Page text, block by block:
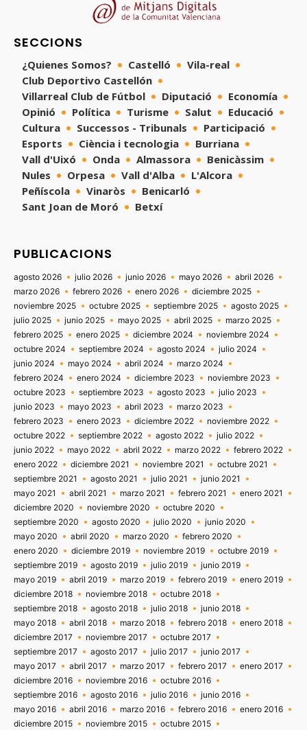
SECCIONS
¿Quienes Somos? Castelló
Vila-real
Club Deportivo Castellón
Villarreal Club de Fútbol
Diputació
Economía
Opinió
Política Turisme Salut
Educació
Cultura
Successos - Tribunals
Participació
Esports
Ciència i tecnologia
Burriana
Vall d'Uixó
Onda Almassora
Benicàssim
Nules
Orpesa Vall d'Alba
L'Alcora
Peñíscola
Vinaròs
Benicarló
Sant Joan de Moró
Betxí
PUBLICACIONS
agosto 2026 julio 2026 junio 2026 mayo 2026
abril 2026
marzo 2026
febrero 2026 enero 2026
diciembre 2025
noviembre 2025
octubre 2025 septiembre 2025
agosto 2025
julio 2025
junio 2025 mayo 2025 abril 2025
marzo 2025
febrero 2025
enero 2025 diciembre 2024
noviembre 2024
octubre 2024
septiembre 2024 agosto 2024
julio 2024
junio 2024
mayo 2024 abril 2024
marzo 2024
febrero 2024
enero 2024 diciembre 2023
noviembre 2023
octubre 2023
septiembre 2023 agosto 2023
julio 2023
junio 2023
mayo 2023 abril 2023
marzo 2023
febrero 2023
enero 2023 diciembre 2022
noviembre 2022
octubre 2022
septiembre 2022 agosto 2022
julio 2022
junio 2022
mayo 2022 abril 2022 marzo 2022
febrero 2022
enero 2022
diciembre 2021 noviembre 2021
octubre 2021
septiembre 2021
agosto 2021 julio 2021
junio 2021
mayo 2021
abril 2021 marzo 2021 febrero 2021
enero 2021
diciembre 2020
noviembre 2020
octubre 2020
septiembre 2020
agosto 2020 julio 2020
junio 2020
mayo 2020
abril 2020 marzo 2020
febrero 2020
enero 2020
diciembre 2019 noviembre 2019
octubre 2019
septiembre 2019
agosto 2019 julio 2019
junio 2019
mayo 2019
abril 2019 marzo 2019 febrero 2019
enero 2019
diciembre 2018
noviembre 2018
octubre 2018
septiembre 2018
agosto 2018 julio 2018
junio 2018
mayo 2018
abril 2018 marzo 2018 febrero 2018
enero 2018
diciembre 2017
noviembre 2017
octubre 2017
septiembre 2017
agosto 2017 julio 2017
junio 2017
mayo 2017
abril 2017 marzo 2017 febrero 2017
enero 2017
diciembre 2016
noviembre 2016
octubre 2016
septiembre 2016
agosto 2016 julio 2016
junio 2016
mayo 2016
abril 2016 marzo 2016 febrero 2016
enero 2016
diciembre 2015
noviembre 2015 octubre 2015